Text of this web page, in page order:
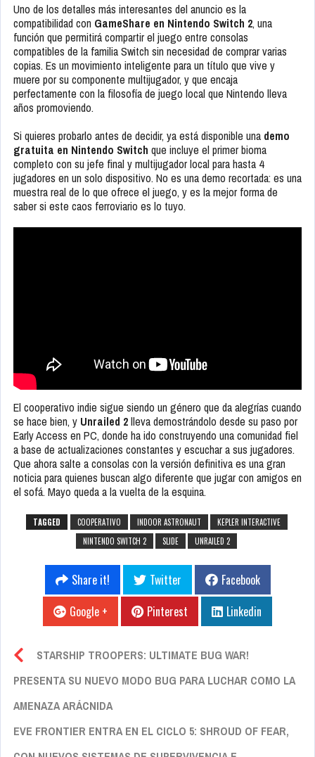
Uno de los detalles más interesantes del anuncio es la
compatibilidad con GameShare en Nintendo Switch 2, una
función que permitirá compartir el juego entre consolas
compatibles de la familia Switch sin necesidad de comprar varias
copias. Es un movimiento inteligente para un título que vive y
muere por su componente multijugador, y que encaja
perfectamente con la filosofía de juego local que Nintendo lleva
años promoviendo.
Si quieres probarlo antes de decidir, ya está disponible una demo
gratuita en Nintendo Switch que incluye el primer bioma
completo con su jefe final y multijugador local para hasta 4
jugadores en un solo dispositivo. No es una demo recortada: es una
muestra real de lo que ofrece el juego, y es la mejor forma de
saber si este caos ferroviario es lo tuyo.
El cooperativo indie sigue siendo un género que da alegrías cuando
se hace bien, y Unrailed 2lleva demostrándolo desde su paso por
Early Access en PC, donde ha ido construyendo una comunidad fiel
a base de actualizaciones constantes y escuchar a sus jugadores.
Que ahora salte a consolas con la versión definitiva es una gran
noticia para quienes buscan algo diferente que jugar con amigos en
el sofá. Mayo queda a la vuelta de la esquina.
TAGGED COOPERATIVO INDOOR ASTRONAUT
KEPLER INTERACTIVE
NINTENDO SWITCH 2
SLIDE UNRAILED 2
Share it! Twitter
Facebook
Google +
Pinterest Linkedin
STARSHIP TROOPERS: ULTIMATE BUG WAR!
PRESENTA SU NUEVO MODO BUG PARA LUCHAR COMO LA
AMENAZA ARÁCNIDA
EVE FRONTIER ENTRA EN EL CICLO 5: SHROUD OF FEAR,